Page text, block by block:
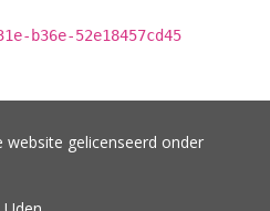
b36e-52e18457cd45
gelicenseerd onder